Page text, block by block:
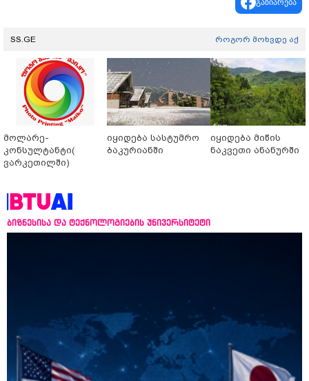
SS.GE როგორ მოხვდე აქ
მოლარე-
კონსულტანტი(
ვარკეთილში)
იყიდება სასტუმრო
ბაკურიანში
იყიდება მიწის
ნაკვეთი ანანურში
ბიზნესისა და ტექნოლოგიების უნივერსიტეტი